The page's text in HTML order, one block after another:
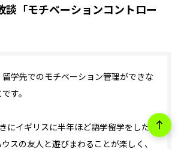
談「モチベーションコントロー
学先でのモチベーション管理ができな
す。
にイギリスに半年ほど語学留学をしたの
スの友人と遊びまわることが楽しく、